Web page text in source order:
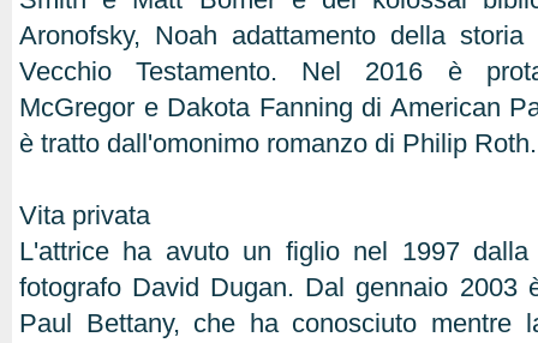
Aronofsky, Noah adattamento della
Vecchio Testamento. Nel 2016 è
McGregor e Dakota Fanning di American
è tratto dall'omonimo romanzo di Philip Roth.
Vita privata
L'attrice ha avuto un figlio nel 1997
fotografo David Dugan. Dal gennaio 2003
Paul Bettany, che ha conosciuto mentre